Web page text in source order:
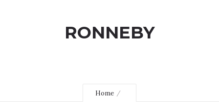
RONNEBY
Home